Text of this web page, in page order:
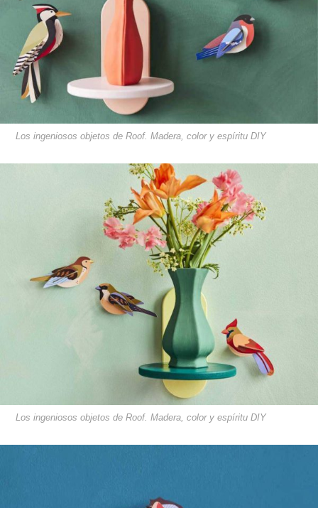
Los ingeniosos objetos de Roof. Madera, color y espíritu DIY
Los ingeniosos objetos de Roof. Madera, color y espíritu DIY